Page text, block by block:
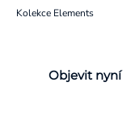
Kolekce Elements
Objevit nyní